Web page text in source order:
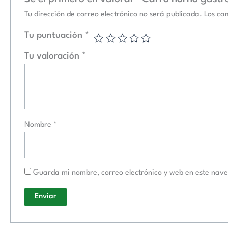
Tu dirección de correo electrónico no será publicada. Los
Tu puntuación *
Tu valoración *
Nombre *
Guarda mi nombre, correo electrónico y web en este